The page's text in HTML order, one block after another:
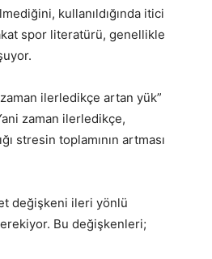
kullanıldığında itici
spor literatürü, genellikle
ilerledikçe artan yük”
zaman ilerledikçe,
stresin toplamının artması
değişkeni ileri yönlü
Bu değişkenleri;